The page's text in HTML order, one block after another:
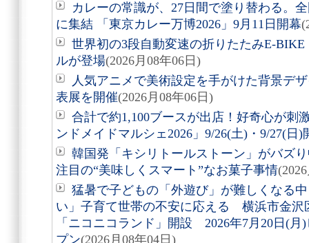
カレーの常識が、27日間で塗り替わる。
に集結 「東京カレー万博2026」9月11日開幕
世界初の3段自動変速の折りたたみE-
ルが登場(2026月08年06日)
人気アニメで美術設定を手がけた背景デ
表展を開催(2026月08年06日)
合計で約1,100ブースが出店！好奇心が
ンドメイドマルシェ2026」9/26(土)・9/27(日)
韓国発「キシリトールストーン」がバズ
注目の“美味しくスマート”なお菓子事情
猛暑で子どもの「外遊び」が難しくなる
い」子育て世帯の不安に応える 横浜市金沢
「ニコニコランド」開設 2026年7月20日(
プン(2026月08年04日)